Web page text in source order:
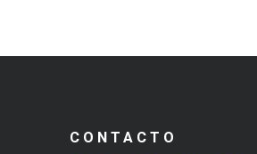
CONTACTO